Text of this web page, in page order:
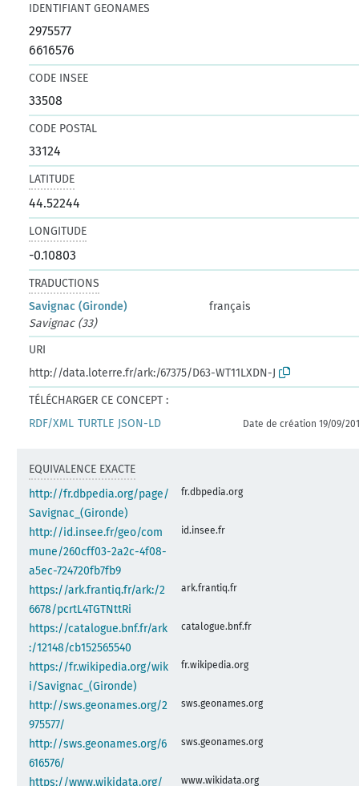
IDENTIFIANT GEONAMES
2975577
6616576
CODE INSEE
33508
CODE POSTAL
33124
LATITUDE
44.52244
LONGITUDE
-0.10803
TRADUCTIONS
Savignac (Gironde)
français
Savignac (33)
URI
http://data.loterre.fr/ark:/67375/D63-WT11LXDN-J
TÉLÉCHARGER CE CONCEPT :
RDF/XML TURTLE JSON-LD Date de création 19/09/
EQUIVALENCE EXACTE
http://fr.dbpedia.org/page/
Savignac_(Gironde)
fr.dbpedia.org
http://id.insee.fr/geo/com
mune/260cff03-2a2c-4f08-
a5ec-724720fb7fb9
id.insee.fr
https://ark.frantiq.fr/ark:/2
6678/pcrtL4TGTNttRi
ark.frantiq.fr
https://catalogue.bnf.fr/ark
:/12148/cb152565540
catalogue.bnf.fr
https://fr.wikipedia.org/wik
i/Savignac_(Gironde)
fr.wikipedia.org
http://sws.geonames.org/2
975577/
sws.geonames.org
http://sws.geonames.org/6
616576/
sws.geonames.org
https://www.wikidata.org/
www.wikidata.org